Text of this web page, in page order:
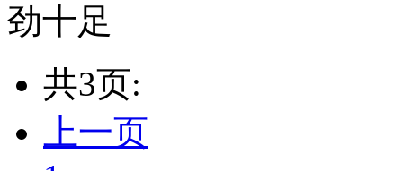
劲十足
共3页:
上一页